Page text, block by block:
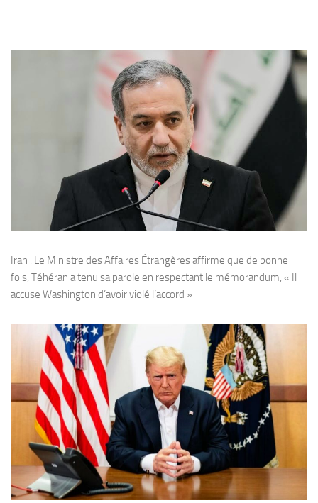
Iran : Le Ministre des Affaires Étrangères affirme que de bonne
fois, Téhéran a tenu sa parole en respectant le mémorandum, « Il
accuse Washington d’avoir violé l’accord »